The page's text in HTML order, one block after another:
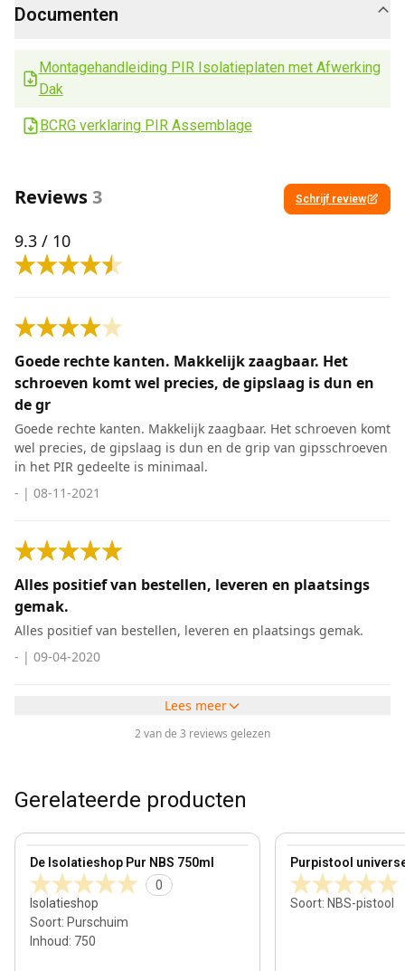
Documenten
Montagehandleiding PIR Isolatieplaten met Afwerking
Dak
BCRG verklaring PIR Assemblage
Reviews3 Schrijf review
9.3 / 10
Goede rechte kanten. Makkelijk zaagbaar. Het
schroeven komt wel precies, de gipslaag is dun en
de gr
Goede rechte kanten. Makkelijk zaagbaar. Het schroeven komt
wel precies, de gipslaag is dun en de grip van gipsschroeven
in het PIR gedeelte is minimaal.
- | 08-11-2021
Alles positief van bestellen, leveren en plaatsings
gemak.
Alles positief van bestellen, leveren en plaatsings gemak.
- | 09-04-2020
Lees meer
2 van de 3 reviews gelezen
Gerelateerde producten
De Isolatieshop Pur NBS 750ml
0
Isolatieshop
Soort: Purschuim
Inhoud: 750
View product Purpistool
Soort: NBS-pistool
View product